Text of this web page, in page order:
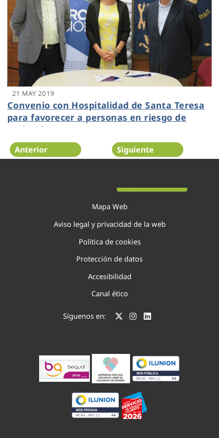
21 MAY 2019
Convenio con Hospitalidad de Santa Teresa
para favorecer a personas en riesgo de
exclusión
Anterior Siguiente
Mapa Web
Aviso legal y privacidad de la web
Política de cookies
Protección de datos
Accesibilidad
Canal ético
Síguenos en: